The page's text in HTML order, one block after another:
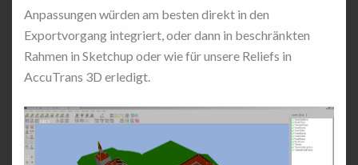
Anpassungen würden am besten direkt in den
Exportvorgang integriert, oder dann in beschränkten
Rahmen in Sketchup oder wie für unsere Reliefs in
AccuTrans 3D erledigt.